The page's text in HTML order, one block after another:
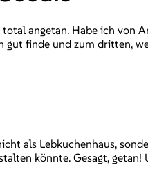
angetan. Habe ich von
finde und zum dritten,
als Lebkuchenhaus,
könnte. Gesagt, getan!